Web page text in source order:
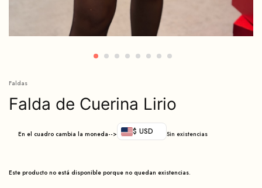
Faldas
Falda de Cuerina Lirio
En el cuadro cambia la moneda--> $ USD Sin existencias
Este producto no está disponible porque no quedan existencias.